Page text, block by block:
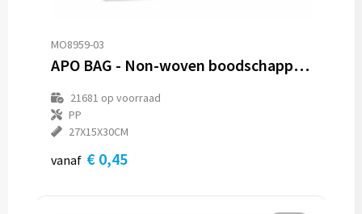
MO8959-03
APO BAG - Non-woven boodschappentas
21681 op voorraad
PP
27X15X30CM
vanaf € 0,45